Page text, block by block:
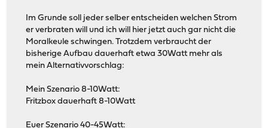
Im Grunde soll jeder selber entscheiden welchen Strom
er verbraten will und ich will hier jetzt auch gar nicht die
Moralkeule schwingen. Trotzdem verbraucht der
bisherige Aufbau dauerhaft etwa 30Watt mehr als
mein Alternativvorschlag:
Mein Szenario 8-10Watt:
Fritzbox dauerhaft 8-10Watt
Euer Szenario 40-45Watt: